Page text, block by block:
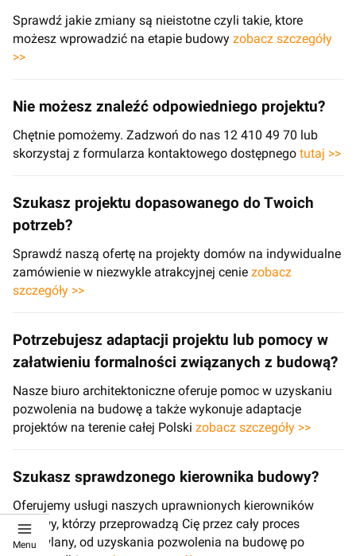
Sprawdź jakie zmiany są nieistotne czyli takie, ktore
możesz wprowadzić na etapie budowy zobacz szczegóły
>>
Nie możesz znaleźć odpowiedniego projektu?
Chętnie pomożemy. Zadzwoń do nas 12 410 49 70 lub
skorzystaj z formularza kontaktowego dostępnego tutaj >>
Szukasz projektu dopasowanego do Twoich
potrzeb?
Sprawdź naszą ofertę na projekty domów na indywidualne
zamówienie w niezwykle atrakcyjnej cenie zobacz
szczegóły >>
Potrzebujesz adaptacji projektu lub pomocy w
załatwieniu formalności związanych z budową?
Nasze biuro architektoniczne oferuje pomoc w uzyskaniu
pozwolenia na budowę a także wykonuje adaptacje
projektów na terenie całej Polski zobacz szczegóły >>
Szukasz sprawdzonego kierownika budowy?
Oferujemy usługi naszych uprawnionych kierowników
budowy, którzy przeprowadzą Cię przez cały proces
budowlany, od uzyskania pozwolenia na budowę po
Menu